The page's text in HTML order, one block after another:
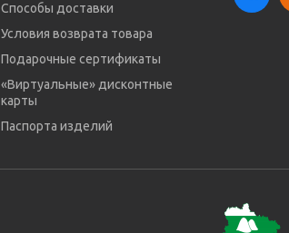
Способы доставки
Условия возврата товара
Подарочные сертификаты
«Виртуальные» дисконтные
карты
Паспорта изделий